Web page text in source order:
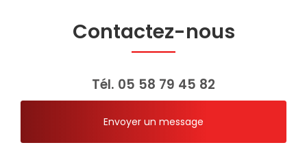
Contactez-nous
Tél. 05 58 79 45 82
Envoyer un message